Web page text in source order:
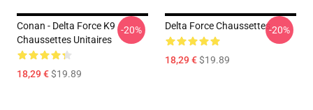
Conan - Delta Force K9
Chaussettes Unitaires
18,29 €$19.89
-20% Delta Force Chaussettes
18,29 €$19.89
-20%